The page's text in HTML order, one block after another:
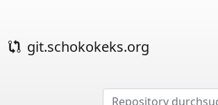
git.schokokeks.org